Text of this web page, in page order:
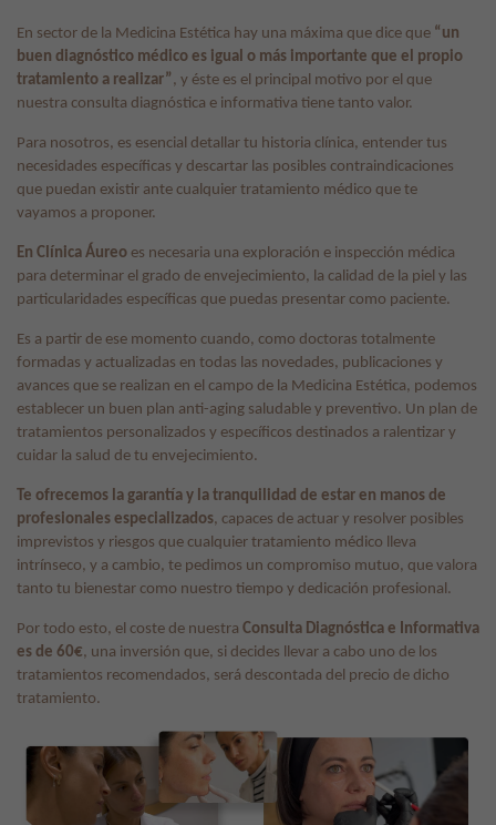
En sector de la Medicina Estética hay una máxima que dice que “un
buen diagnóstico médico es igual o más importante que el propio
tratamiento a realizar” , y éste es el principal motivo por el que
nuestra consulta diagnóstica e informativa tiene tanto valor.
Para nosotros, es esencial detallar tu historia clínica, entender tus
necesidades específicas y descartar las posibles contraindicaciones
que puedan existir ante cualquier tratamiento médico que te
vayamos a proponer.
En Clínica Áureo es necesaria una exploración e inspección médica
para determinar el grado de envejecimiento, la calidad de la piel y las
particularidades específicas que puedas presentar como paciente.
Es a partir de ese momento cuando, como doctoras totalmente
formadas y actualizadas en todas las novedades, publicaciones y
avances que se realizan en el campo de la Medicina Estética, podemos
establecer un buen plan anti-aging saludable y preventivo. Un plan de
tratamientos personalizados y específicos destinados a ralentizar y
cuidar la salud de tu envejecimiento.
Te ofrecemos la garantía y la tranquilidad de estar en manos de
profesionales especializados, capaces de actuar y resolver posibles
imprevistos y riesgos que cualquier tratamiento médico lleva
intrínseco, y a cambio, te pedimos un compromiso mutuo, que valora
tanto tu bienestar como nuestro tiempo y dedicación profesional.
Por todo esto, el coste de nuestra Consulta Diagnóstica e Informativa
es de 60€, una inversión que, si decides llevar a cabo uno de los
tratamientos recomendados, será descontada del precio de dicho
tratamiento.